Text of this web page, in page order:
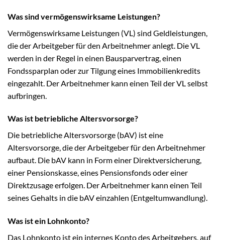
Was sind vermögenswirksame Leistungen?
Vermögenswirksame Leistungen (VL) sind Geldleistungen,
die der Arbeitgeber für den Arbeitnehmer anlegt. Die VL
werden in der Regel in einen Bausparvertrag, einen
Fondssparplan oder zur Tilgung eines Immobilienkredits
eingezahlt. Der Arbeitnehmer kann einen Teil der VL selbst
aufbringen.
Was ist betriebliche Altersvorsorge?
Die betriebliche Altersvorsorge (bAV) ist eine
Altersvorsorge, die der Arbeitgeber für den Arbeitnehmer
aufbaut. Die bAV kann in Form einer Direktversicherung,
einer Pensionskasse, eines Pensionsfonds oder einer
Direktzusage erfolgen. Der Arbeitnehmer kann einen Teil
seines Gehalts in die bAV einzahlen (Entgeltumwandlung).
Was ist ein Lohnkonto?
Das Lohnkonto ist ein internes Konto des Arbeitgebers, auf